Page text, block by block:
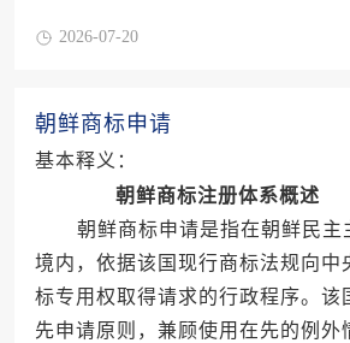
2026-07-20
朝鲜商标申请
基本释义：
朝鲜商标注册体系概述
朝鲜商标申请是指在朝鲜民主
境内，依据该国现行商标法规向中
标专用权取得请求的行政程序。该
先申请原则，兼顾使用在先的例外